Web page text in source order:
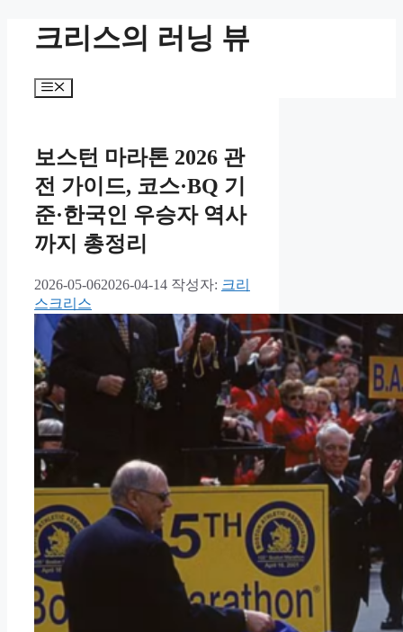
크리스의 러닝 뷰
메
보스턴 마라톤 2026 관
전 가이드, 코스·BQ 기
준·한국인 우승자 역사
까지 총정리
2026-05-062026-04-14 작성자: 크리
스크리스